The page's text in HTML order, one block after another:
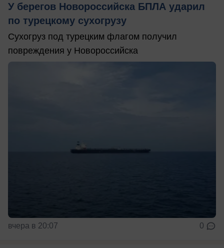
У берегов Новороссийска БПЛА ударил
по турецкому сухогрузу
Сухогруз под турецким флагом получил
повреждения у Новороссийска
вчера в 20:07 0